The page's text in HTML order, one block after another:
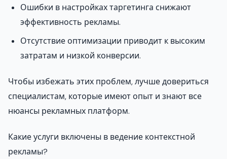
Ошибки в настройках таргетинга снижают
эффективность рекламы.
Отсутствие оптимизации приводит к высоким
затратам и низкой конверсии.
Чтобы избежать этих проблем, лучше довериться
специалистам, которые имеют опыт и знают все
нюансы рекламных платформ.
Какие услуги включены в ведение контекстной
рекламы?